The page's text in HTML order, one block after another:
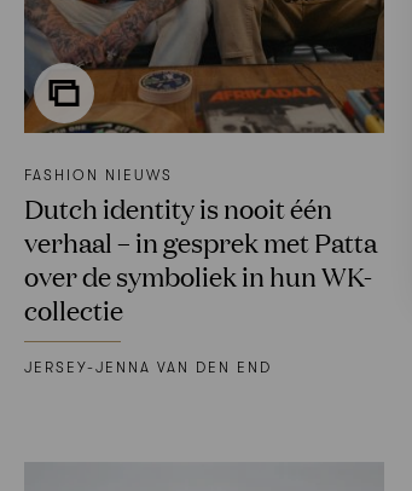
FASHION NIEUWS
Dutch identity is nooit één
verhaal – in gesprek met Patta
over de symboliek in hun WK-
collectie
JERSEY-JENNA VAN DEN END